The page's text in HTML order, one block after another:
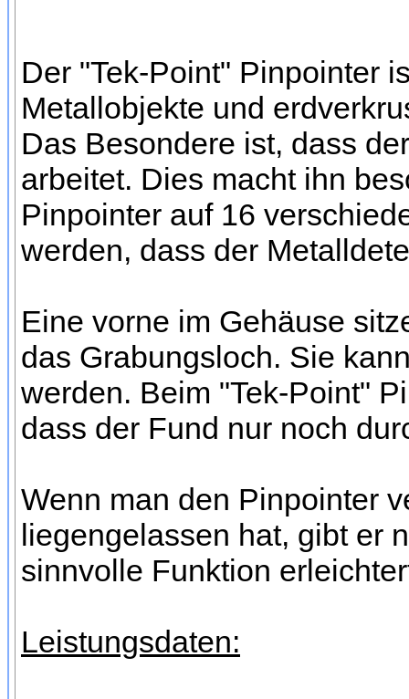
Der "Tek-Point" Pinpointer
Metallobjekte und
Das Besondere ist, dass
arbeitet. Dies macht ihn
Pinpointer auf 16
werden, dass der
Eine vorne im Gehäuse
das Grabungsloch. Sie
werden. Beim "Tek-Point"
dass der Fund nur noch
Wenn man den Pinpointer
liegengelassen hat, gibt er
sinnvolle Funktion
Leistungsdaten: